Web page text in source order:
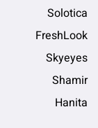
Solotica
FreshLook
Skyeyes
Shamir
Hanita